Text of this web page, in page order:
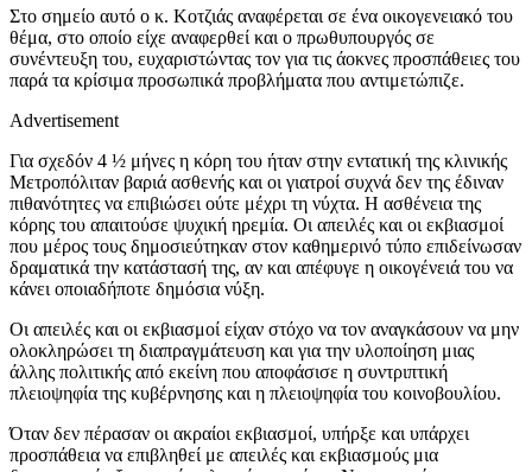
Στο σημείο αυτό ο κ. Κοτζιάς αναφέρεται σε ένα οικογενειακό του
θέμα, στο οποίο είχε αναφερθεί και ο πρωθυπουργός σε
συνέντευξη του, ευχαριστώντας τον για τις άοκνες προσπάθειες του
παρά τα κρίσιμα προσωπικά προβλήματα που αντιμετώπιζε.
Advertisement
Για σχεδόν 4 ½ μήνες η κόρη του ήταν στην εντατική της κλινικής
Μετροπόλιταν βαριά ασθενής και οι γιατροί συχνά δεν της έδιναν
πιθανότητες να επιβιώσει ούτε μέχρι τη νύχτα. Η ασθένεια της
κόρης του απαιτούσε ψυχική ηρεμία. Οι απειλές και οι εκβιασμοί
που μέρος τους δημοσιεύτηκαν στον καθημερινό τύπο επιδείνωσαν
δραματικά την κατάστασή της, αν και απέφυγε η οικογένειά του να
κάνει οποιαδήποτε δημόσια νύξη.
Οι απειλές και οι εκβιασμοί είχαν στόχο να τον αναγκάσουν να μην
ολοκληρώσει τη διαπραγμάτευση και για την υλοποίηση μιας
άλλης πολιτικής από εκείνη που αποφάσισε η συντριπτική
πλειοψηφία της κυβέρνησης και η πλειοψηφία του κοινοβουλίου.
Όταν δεν πέρασαν οι ακραίοι εκβιασμοί, υπήρξε και υπάρχει
προσπάθεια να επιβληθεί με απειλές και εκβιασμούς μια